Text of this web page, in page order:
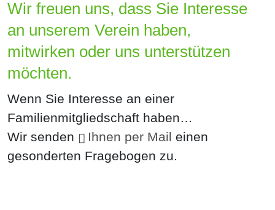
Wir freuen uns, dass Sie Interesse
an unserem Verein haben,
mitwirken oder uns unterstützen
möchten.
Wenn Sie Interesse an einer
Familienmitgliedschaft haben…
Wir senden
Ihnen per Mail einen
gesonderten Fragebogen zu.